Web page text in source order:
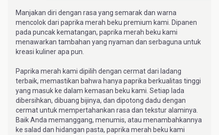
Manjakan diri dengan rasa yang semarak dan warna
mencolok dari paprika merah beku premium kami. Dipanen
pada puncak kematangan, paprika merah beku kami
menawarkan tambahan yang nyaman dan serbaguna untuk
kreasi kuliner apa pun.
Paprika merah kami dipilih dengan cermat dari ladang
terbaik, memastikan bahwa hanya paprika berkualitas tinggi
yang masuk ke dalam kemasan beku kami. Setiap lada
dibersihkan, dibuang bijinya, dan dipotong dadu dengan
cermat untuk mempertahankan rasa dan tekstur alaminya.
Baik Anda memanggang, menumis, atau menambahkannya
ke salad dan hidangan pasta, paprika merah beku kami